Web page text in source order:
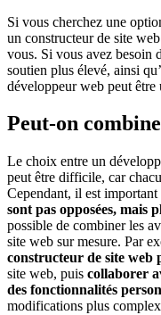
Si vous cherchez une
un constructeur de site
vous. Si vous avez besoin
soutien plus élevé, ainsi
développeur web peut
Peut-on
Le choix entre un
peut être difficile, car
Cependant, il est
sont pas opposées, mais
possible de combiner les
site web sur mesure. Par
constructeur de site web
site web, puis collaborer
des fonctionnalités
modifications plus